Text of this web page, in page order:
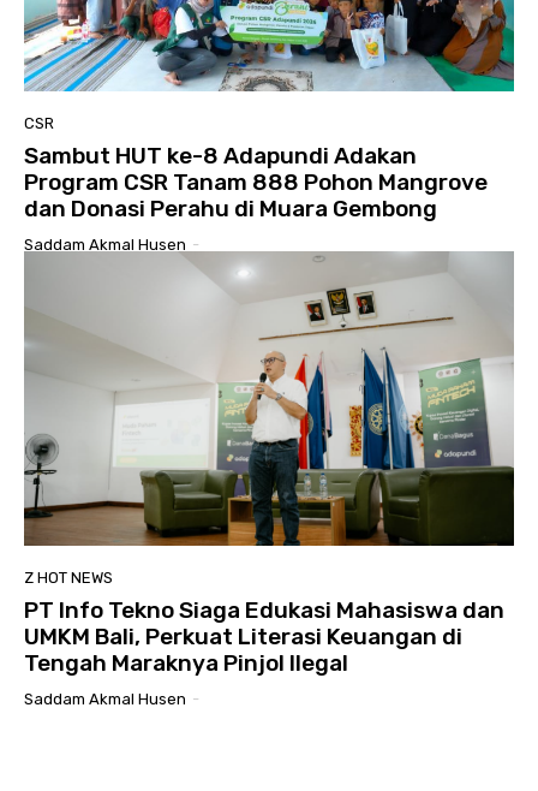
CSR
Sambut HUT ke-8 Adapundi Adakan
Program CSR Tanam 888 Pohon Mangrove
dan Donasi Perahu di Muara Gembong
Saddam Akmal Husen -
Z HOT NEWS
PT Info Tekno Siaga Edukasi Mahasiswa dan
UMKM Bali, Perkuat Literasi Keuangan di
Tengah Maraknya Pinjol Ilegal
Saddam Akmal Husen -